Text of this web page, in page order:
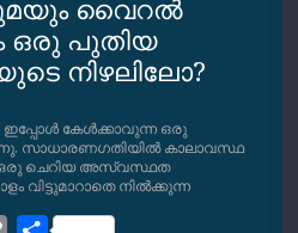
ചുമയും വൈറല്‍
ഒരു പുതിയ
നിഴലിലോ?
ഇപ്പോള്‍ കേള്‍ക്കാവുന്ന ഒരു
സാധാരണഗതിയില്‍ കാലാവസ്ഥ
ഒരു ചെറിയ അസ്വസ്ഥത
വിട്ടുമാറാതെ നില്‍ക്കുന്ന